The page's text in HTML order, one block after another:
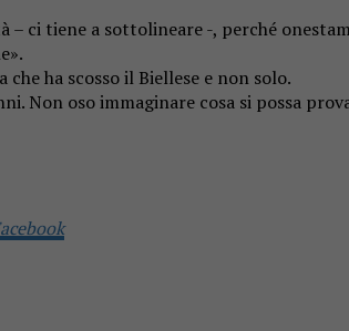
ci tiene a sottolineare -, perché
ha scosso il Biellese e non solo.
Non oso immaginare cosa si possa